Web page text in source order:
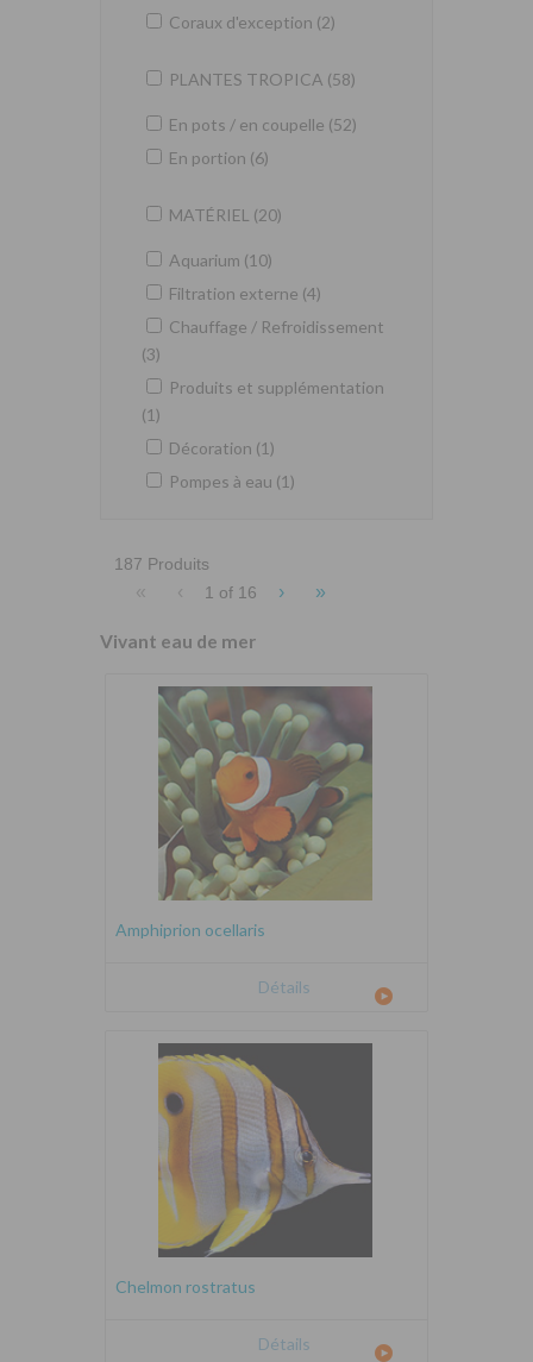
Coraux d'exception (2)
PLANTES TROPICA (58)
En pots / en coupelle (52)
En portion (6)
MATÉRIEL (20)
Aquarium (10)
Filtration externe (4)
Chauffage / Refroidissement
(3)
Produits et supplémentation
(1)
Décoration (1)
Pompes à eau (1)
187 Produits
« ‹ 1 of 16 › »
Vivant eau de mer
Amphiprion ocellaris
Détails
Chelmon rostratus
Détails